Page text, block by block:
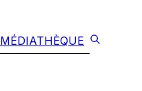
MÉDIATHÈQUE